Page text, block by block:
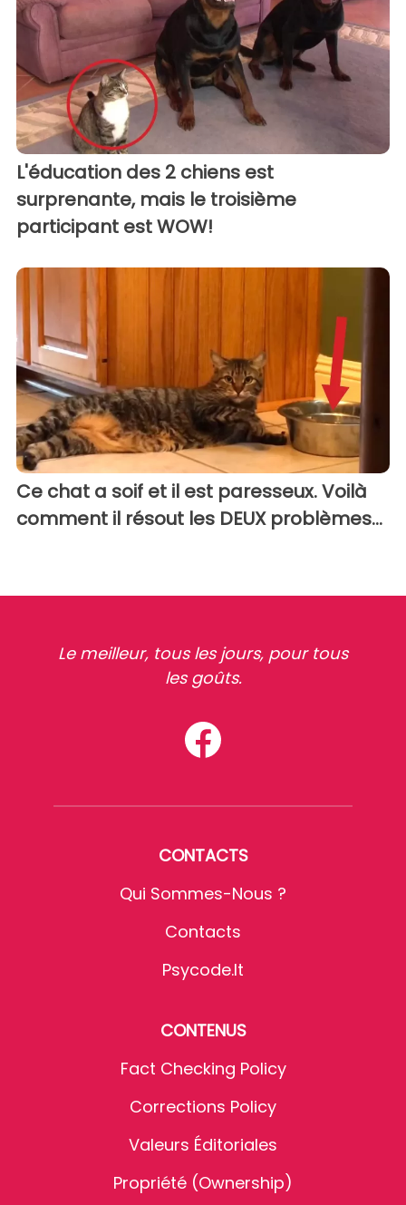
L'éducation des 2 chiens est
surprenante, mais le troisième
participant est WOW!
Ce chat a soif et il est paresseux. Voilà
comment il résout les DEUX problèmes...
Le meilleur, tous les jours, pour tous
les goûts.
CONTACTS
Qui Sommes-Nous ?
Contacts
Psycode.it
CONTENUS
Fact Checking Policy
Corrections Policy
Valeurs Éditoriales
Propriété (Ownership)